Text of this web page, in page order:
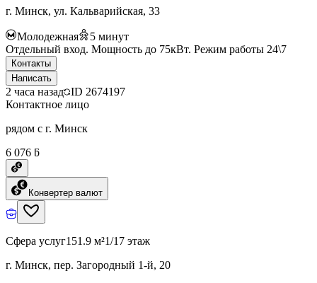
г. Минск, ул. Кальварийская, 33
Молодежная 5 минут
Отдельный вход. Мощность до 75кВт. Режим работы 24\7
Контакты
Написать
2 часа назад ID 2674197
Контактное лицо
рядом с г. Минск
6 076 ƃ
Конвертер валют
Сфера услуг151.9 м²1/17 этаж
г. Минск, пер. Загородный 1-й, 20